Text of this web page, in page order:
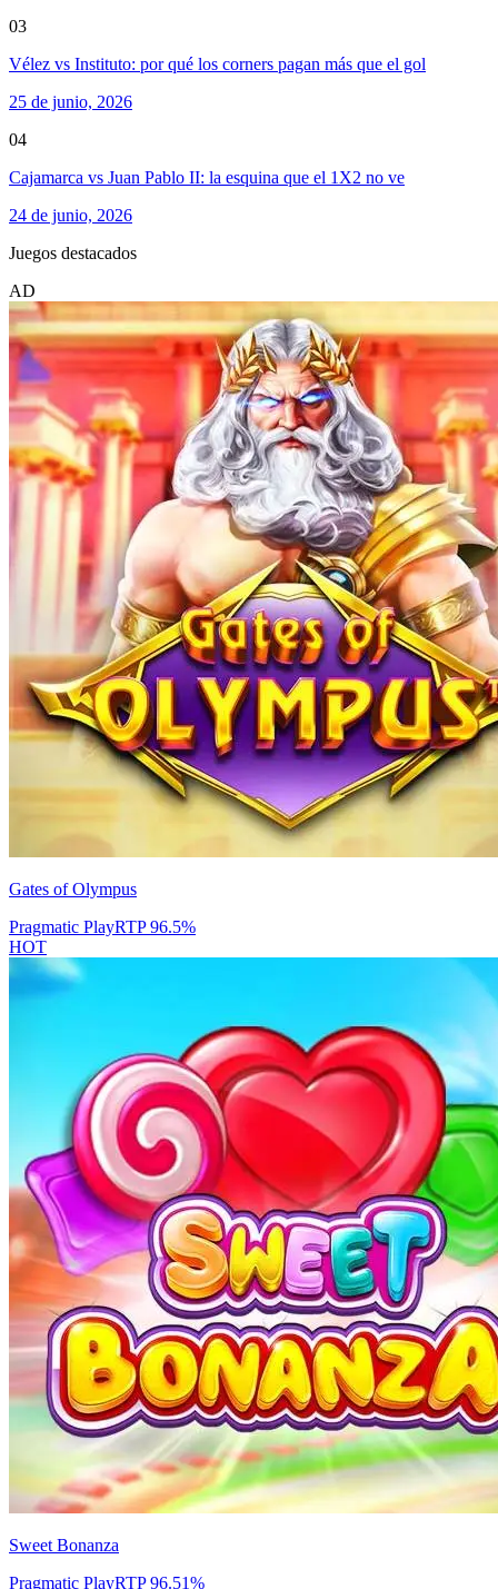
03
Vélez vs Instituto: por qué los corners pagan más que el gol
25 de junio, 2026
04
Cajamarca vs Juan Pablo II: la esquina que el 1X2 no ve
24 de junio, 2026
Juegos destacados
AD
Gates of Olympus
Pragmatic PlayRTP96.5%
HOT
Sweet Bonanza
Pragmatic PlayRTP96.51%